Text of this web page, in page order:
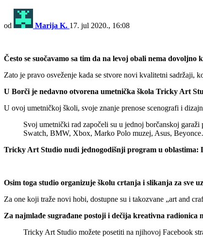
od Marija K. 17. jul 2020., 16:08
Često se suočavamo sa tim da na levoj obali nema
Zato je pravo osveženje kada se stvore novi kvalitetni sadržaji,
U Borči je nedavno otvorena umetnička škola Tricky Art
U ovoj umetničkoj školi, svoje znanje prenose scenografi i
Svoj umetnički rad započeli su u jednoj borčanskoj
Swatch, BMW, Xbox, Marko Polo muzej, Asus,
Tricky Art Studio nudi jednogodišnji program u oblastima:
Osim toga studio organizuje školu crtanja i slikanja za sve
Za one koji traže novi hobi, dostupne su i takozvane „art and
Za najmlađe sugrađane postoji i dečija kreativna radionica
Tricky Art Studio možete posetiti na njihovoj Facebook